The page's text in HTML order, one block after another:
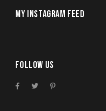
MY INSTAGRAM FEED
FOLLOW US